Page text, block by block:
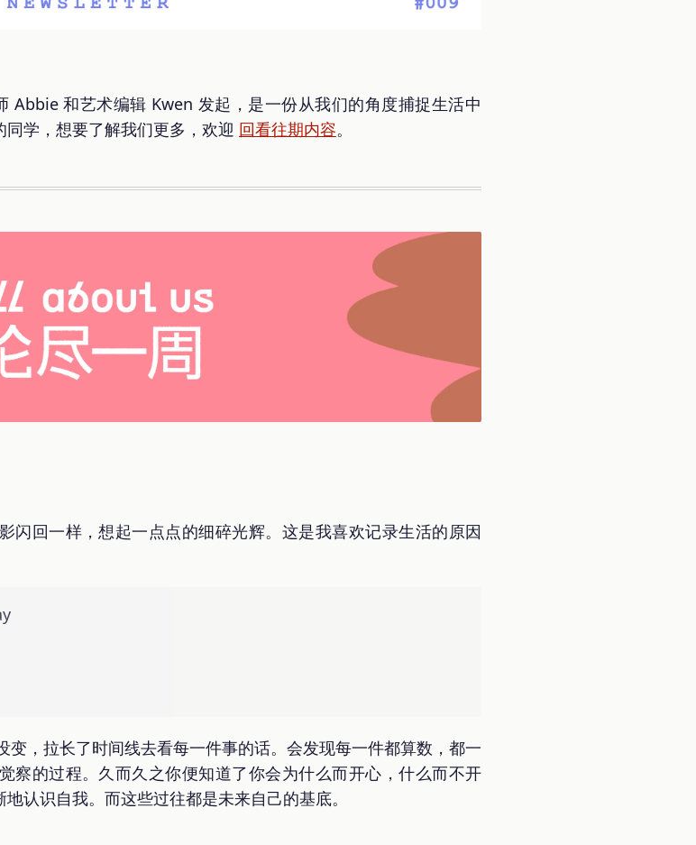
Abbie 和艺术编辑 Kwen 发起，是一份从我们的角度捕捉生活中
同学，想要了解我们更多，欢迎 回看往期内容。
闪回一样，想起一点点的细碎光辉。这是我喜欢记录生活的原因
，拉长了时间线去看每一件事的话。会发现每一件都算数，都一
察的过程。久而久之你便知道了你会为什么而开心，什么而不开
认识自我。而这些过往都是未来自己的基底。